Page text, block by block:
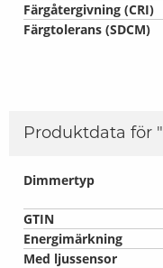
Färgåtergivning (CRI)
Färgtolerans (SDCM)
Produktdata för "
Dimmertyp
GTIN
Energimärkning
Med ljussensor